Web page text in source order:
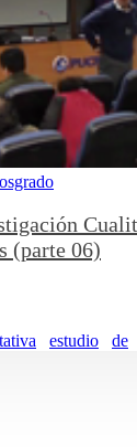
(parte 06)
estudio de